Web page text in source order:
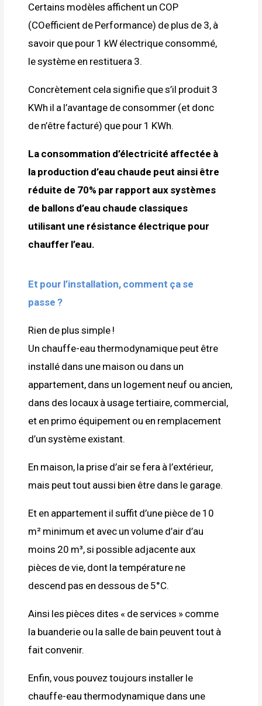
Certains modèles affichent un COP
(COefficient de Performance) de plus de 3, à
savoir que pour 1 kW électrique consommé,
le système en restituera 3.
Concrètement cela signifie que s’il produit 3
KWh il a l’avantage de consommer (et donc
de n’être facturé) que pour 1 KWh.
La consommation d’électricité affectée à
la production d’eau chaude peut ainsi être
réduite de 70% par rapport aux systèmes
de ballons d’eau chaude classiques
utilisant une résistance électrique pour
chauffer l’eau.
Et pour l’installation, comment ça se
passe ?
Rien de plus simple !
Un chauffe-eau thermodynamique peut être
installé dans une maison ou dans un
appartement, dans un logement neuf ou ancien,
dans des locaux à usage tertiaire, commercial,
et en primo équipement ou en remplacement
d’un système existant.
En maison, la prise d’air se fera à l’extérieur,
mais peut tout aussi bien être dans le garage.
Et en appartement il suffit d’une pièce de 10
m² minimum et avec un volume d’air d’au
moins 20 m³, si possible adjacente aux
pièces de vie, dont la température ne
descend pas en dessous de 5°C.
Ainsi les pièces dites « de services » comme
la buanderie ou la salle de bain peuvent tout à
fait convenir.
Enfin, vous pouvez toujours installer le
chauffe-eau thermodynamique dans une